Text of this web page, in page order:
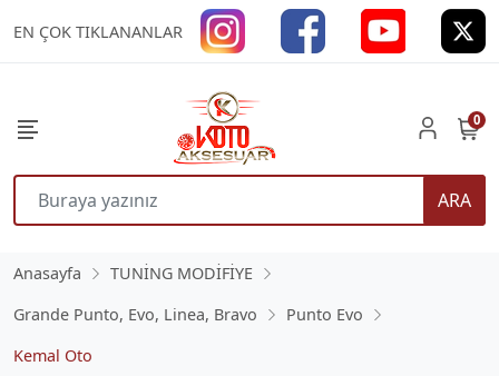
EN ÇOK TIKLANANLAR
ARA
0
Anasayfa
TUNİNG MODİFİYE
Grande Punto, Evo, Linea, Bravo
Punto Evo
Kemal Oto